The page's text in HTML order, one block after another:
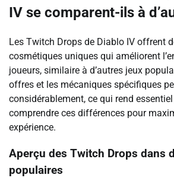
IV se comparent-ils à
Les Twitch Drops de Diablo IV offrent
cosmétiques uniques qui améliorent
joueurs, similaire à d’autres jeux
offres et les mécaniques spécifiques
considérablement, ce qui rend
comprendre ces différences pour
expérience.
Aperçu des Twitch Drops dans
populaires